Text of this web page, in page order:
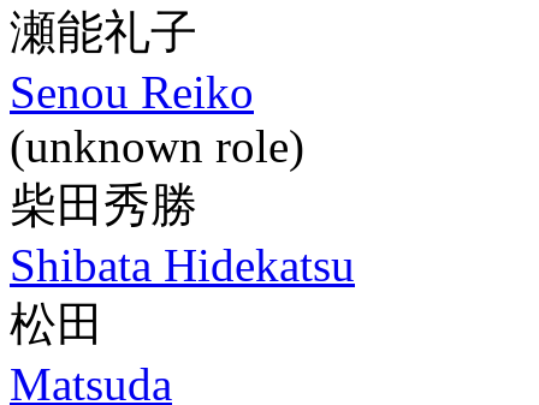
瀬能礼子
Senou Reiko
(unknown role)
柴田秀勝
Shibata Hidekatsu
松田
Matsuda